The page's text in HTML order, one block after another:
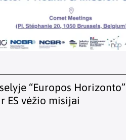
“Europos Horizonto”
ES vėžio misijai